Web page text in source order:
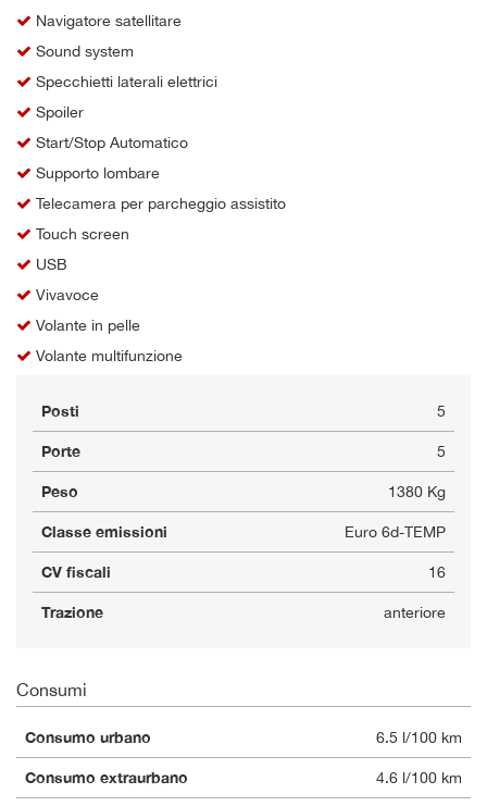
Navigatore satellitare
Sound system
Specchietti laterali elettrici
Spoiler
Start/Stop Automatico
Supporto lombare
Telecamera per parcheggio assistito
Touch screen
USB
Vivavoce
Volante in pelle
Volante multifunzione
Posti 5
Porte 5
Peso 1380 Kg
Classe emissioni Euro 6d-TEMP
CV fiscali 16
Trazione anteriore
Consumi
Consumo urbano 6.5 l/100 km
Consumo extraurbano 4.6 l/100 km